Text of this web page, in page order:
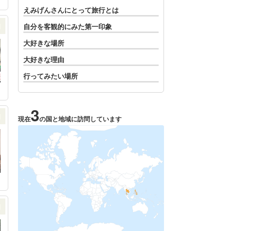
えみげんさんにとって旅行とは
自分を客観的にみた第一印象
大好きな場所
大好きな理由
行ってみたい場所
現在3の国と地域に訪問しています